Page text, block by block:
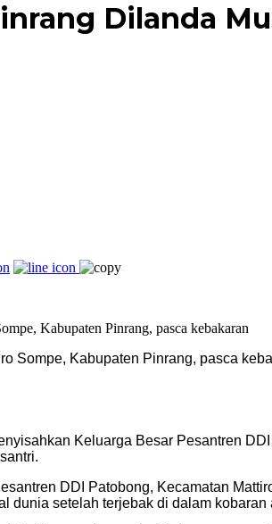
Dilanda
Sompe, Kabupaten Pinrang, pasca
Keluarga Besar Pesantren
DDI Patobong, Kecamatan
dunia setelah terjebak di dalam